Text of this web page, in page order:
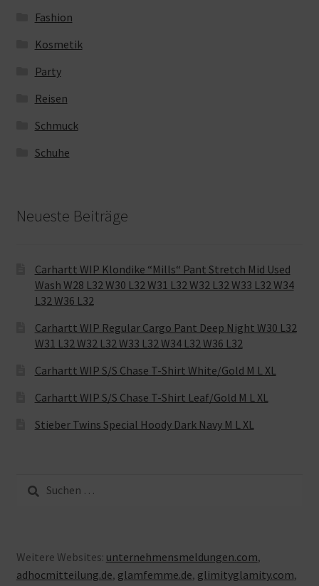
Fashion
Kosmetik
Party
Reisen
Schmuck
Schuhe
Neueste Beiträge
Carhartt WIP Klondike “Mills“ Pant Stretch Mid Used
Wash W28 L32 W30 L32 W31 L32 W32 L32 W33 L32 W34
L32 W36 L32
Carhartt WIP Regular Cargo Pant Deep Night W30 L32
W31 L32 W32 L32 W33 L32 W34 L32 W36 L32
Carhartt WIP S/S Chase T-Shirt White/Gold M L XL
Carhartt WIP S/S Chase T-Shirt Leaf/Gold M L XL
Stieber Twins Special Hoody Dark Navy M L XL
Suche
nach:
Weitere Websites: unternehmensmeldungen.com,
adhocmitteilung.de, glamfemme.de, glimityglamity.com,